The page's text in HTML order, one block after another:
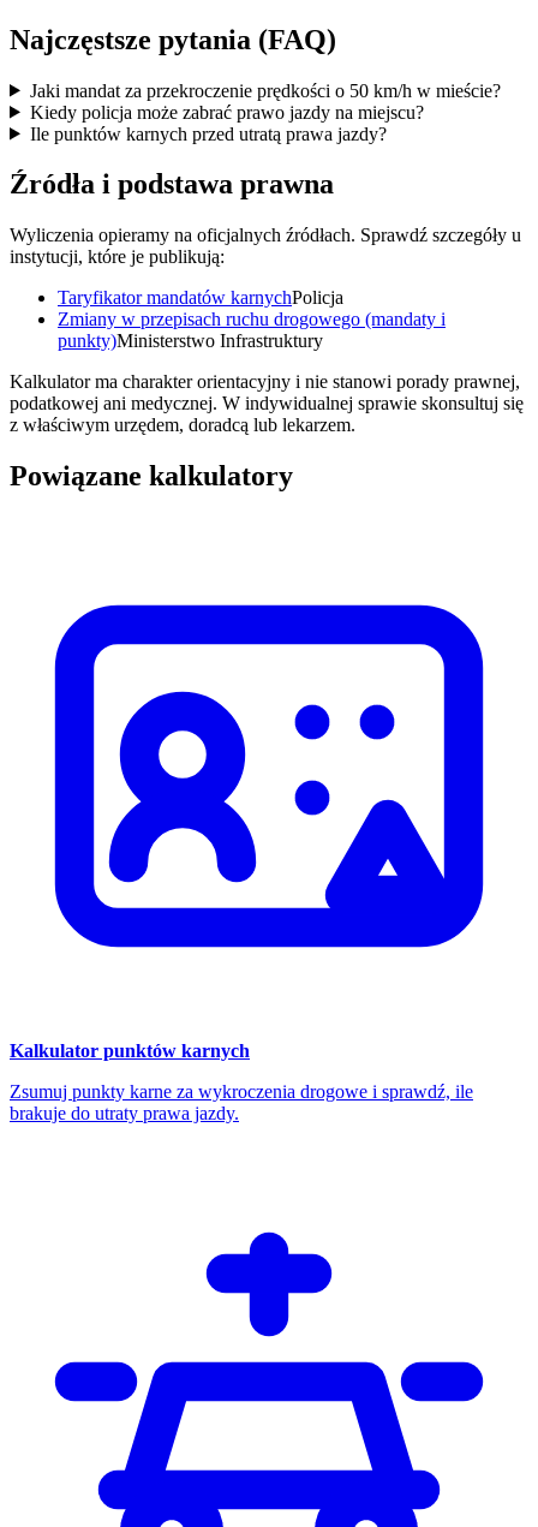
Najczęstsze pytania (FAQ)
Jaki mandat za przekroczenie prędkości o 50 km/h w mieście?
Kiedy policja może zabrać prawo jazdy na miejscu?
Ile punktów karnych przed utratą prawa jazdy?
Źródła i podstawa prawna
Wyliczenia opieramy na oficjalnych źródłach. Sprawdź szczegóły u
instytucji, które je publikują:
Taryfikator mandatów karnychPolicja
Zmiany w przepisach ruchu drogowego (mandaty i
punkty)Ministerstwo Infrastruktury
Kalkulator ma charakter orientacyjny i nie stanowi porady prawnej,
podatkowej ani medycznej. W indywidualnej sprawie skonsultuj się
z właściwym urzędem, doradcą lub lekarzem.
Powiązane kalkulatory
Kalkulator punktów karnych
Zsumuj punkty karne za wykroczenia drogowe i sprawdź, ile
brakuje do utraty prawa jazdy.